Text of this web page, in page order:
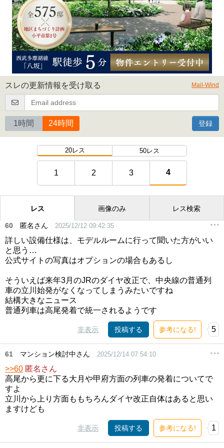
スレの更新情報を受け取る Mail-Wind
1時間 24時間 登録
20レス 50レス
1 2 3 4
レス 画像のみ レス検索
60 匿名さん 2025/12/12 09:42:35
詳しい設備仕様は、モデルルームに行って聞いた方がいい
と思う…
公式サイトの写真はオプションの場合もあるし
そういえば来年3月のJRのダイヤ改正で、中央線の普通列
車の立川始発がなくなってしまうみたいですね
結構大きなニュース
普通列車は高尾発着で統一されるようです
非表示 投稿する 参考になる! 5
61 マンション検討中さん 2025/12/14 07:54:10
>>60 匿名さん
高尾から更に下る大月や甲府方面の列車の発着についてで
すよ
立川から上り方面ももちろんダイヤ改正自体はあると思い
ますけども
非表示 投稿する 参考になる! 1